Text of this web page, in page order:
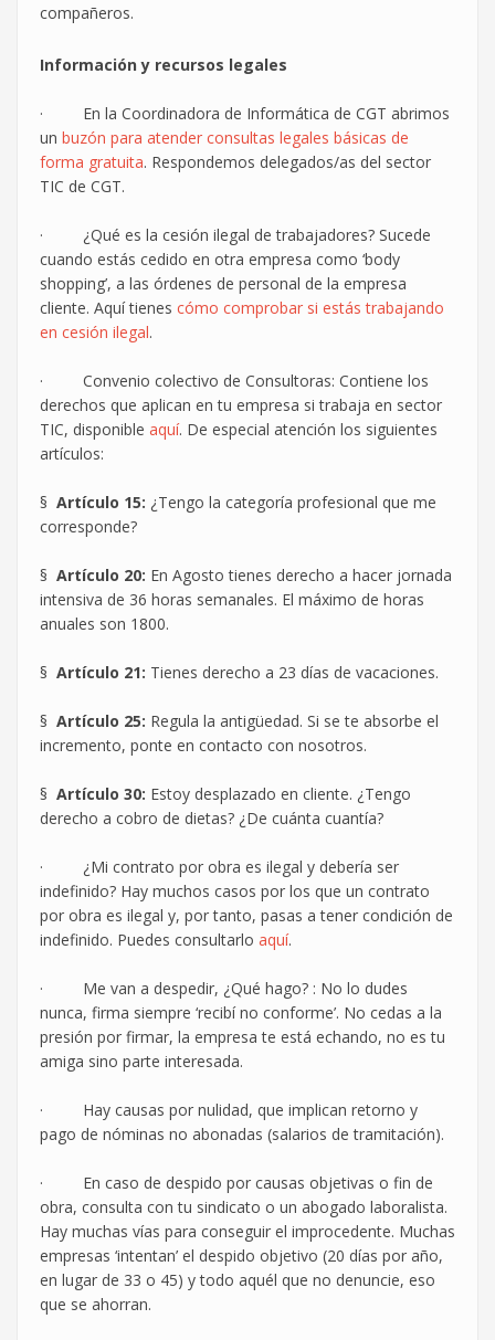
compañeros.
Información y recursos legales
· En la Coordinadora de Informática de CGT abrimos
un buzón para atender consultas legales básicas de
forma gratuita. Respondemos delegados/as del sector
TIC de CGT.
· ¿Qué es la cesión ilegal de trabajadores? Sucede
cuando estás cedido en otra empresa como ‘body
shopping’, a las órdenes de personal de la empresa
cliente. Aquí tienes cómo comprobar si estás trabajando
en cesión ilegal.
· Convenio colectivo de Consultoras: Contiene los
derechos que aplican en tu empresa si trabaja en sector
TIC, disponible aquí. De especial atención los siguientes
artículos:
§ Artículo 15: ¿Tengo la categoría profesional que me
corresponde?
§ Artículo 20: En Agosto tienes derecho a hacer jornada
intensiva de 36 horas semanales. El máximo de horas
anuales son 1800.
§ Artículo 21: Tienes derecho a 23 días de vacaciones.
§ Artículo 25: Regula la antigüedad. Si se te absorbe el
incremento, ponte en contacto con nosotros.
§ Artículo 30: Estoy desplazado en cliente. ¿Tengo
derecho a cobro de dietas? ¿De cuánta cuantía?
· ¿Mi contrato por obra es ilegal y debería ser
indefinido? Hay muchos casos por los que un contrato
por obra es ilegal y, por tanto, pasas a tener condición de
indefinido. Puedes consultarlo aquí.
· Me van a despedir, ¿Qué hago? : No lo dudes
nunca, firma siempre ‘recibí no conforme’. No cedas a la
presión por firmar, la empresa te está echando, no es tu
amiga sino parte interesada.
· Hay causas por nulidad, que implican retorno y
pago de nóminas no abonadas (salarios de tramitación).
· En caso de despido por causas objetivas o fin de
obra, consulta con tu sindicato o un abogado laboralista.
Hay muchas vías para conseguir el improcedente. Muchas
empresas ‘intentan’ el despido objetivo (20 días por año,
en lugar de 33 o 45) y todo aquél que no denuncie, eso
que se ahorran.